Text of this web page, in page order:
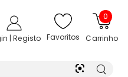
| Registo Favoritos
0
Carrinho